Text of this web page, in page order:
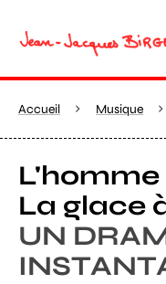
Accueil Musique
La glace
UN